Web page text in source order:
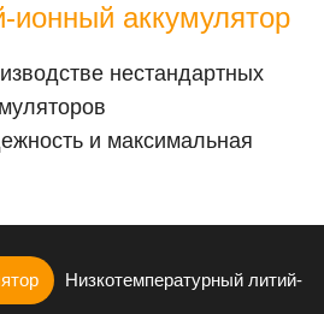
ионный аккумулятор
нестандартных
и максимальная
Низкотемпературный литий-